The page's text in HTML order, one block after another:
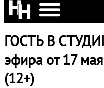
ГОСТЬ В
эфира от 17
(12+)